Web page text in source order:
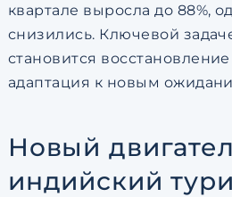
квартале выросла до 88%,
снизились. Ключевой
становится
адаптация к новым
Новый
индийский